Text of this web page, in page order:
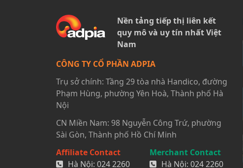
Nền tảng tiếp thị liên kết
quy mô và uy tín nhất Việt
Nam
CÔNG TY CỔ PHẦN ADPIA
Trụ sở chính: Tầng 29 tòa nhà Handico, đường
Phạm Hùng, phường Yên Hoà, Thành phố Hà
Nội
CN Miền Nam: 98 Nguyễn Công Trứ, phường
Sài Gòn, Thành phố Hồ Chí Minh
Affiliate Contact
Hà Nội: 024 2260
Merchant Contact
Hà Nội: 024 2260